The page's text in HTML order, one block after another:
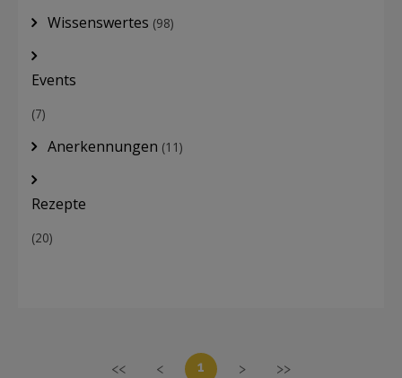
Wissenswertes (98)
Events
(7)
Anerkennungen (11)
Rezepte
(20)
<< < 1 > >>